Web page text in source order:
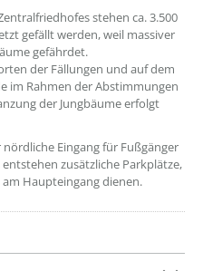
stehen ca. 3.500
gefällt werden, weil massiver
gefährdet.
der Fällungen und auf dem
im Rahmen der Abstimmungen
der Jungbäume erfolgt
Eingang für Fußgänger
zusätzliche Parkplätze,
Haupteingang dienen.